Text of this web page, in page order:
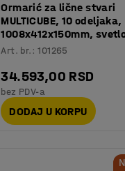
Ormarić za lične stvari
MULTICUBE, 10 odeljaka,
1008x412x150mm,
Art. br. :101265
34.593,00 RSD
bez PDV-a
DODAJ U KORPU